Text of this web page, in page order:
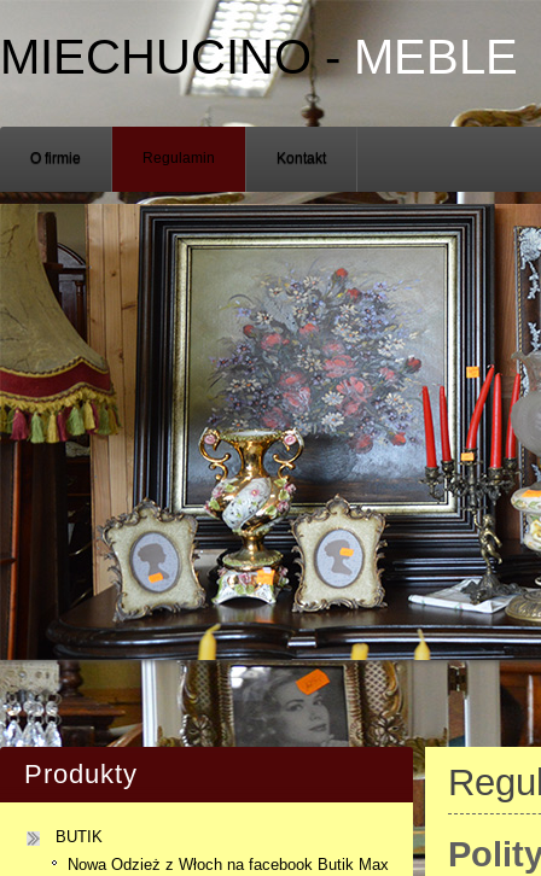
MIECHUCINO-MEBLE
O firmie Regulamin Kontakt
Produkty
BUTIK
Nowa Odzież z Włoch na facebook Butik Max